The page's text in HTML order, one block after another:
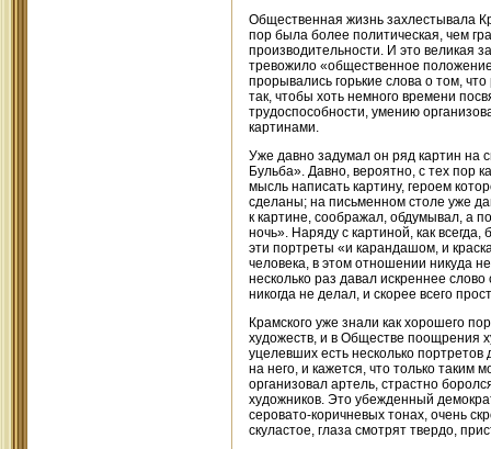
Общественная жизнь захлестывала
пор была более политическая, чем
производительности. И это великая
тревожило «общественное положение
прорывались горькие слова о том,
так, чтобы хоть немного времени
трудоспособности, умению
картинами.
Уже давно задумал он ряд картин на
Бульба». Давно, вероятно, с тех пор
мысль написать картину, героем
сделаны; на письменном столе уже
к картине, соображал, обдумывал, а
ночь». Наряду с картиной, как
эти портреты «и карандашом, и
человека, в этом отношении никуда
несколько раз давал искреннее
никогда не делал, и скорее всего
Крамского уже знали как хорошего
художеств, и в Обществе поощрения
уцелевших есть несколько
на него, и кажется, что только таким
организовал артель, страстно
художников. Это убежденный
серовато-коричневых тонах, очень
скуластое, глаза смотрят твердо,